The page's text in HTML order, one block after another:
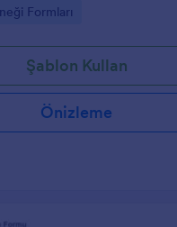
Formları
Şablon Kullan
Önizleme